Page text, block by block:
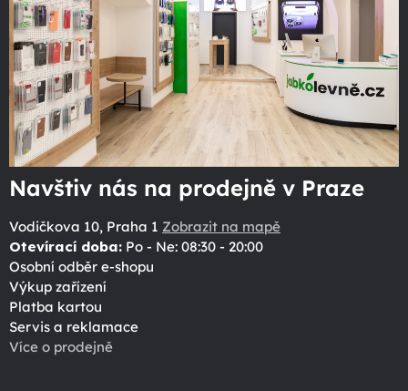
Navštiv nás na prodejně v Praze
Vodičkova 10, Praha 1 Zobrazit na mapě
Otevírací doba: Po - Ne: 08:30 - 20:00
Osobní odběr e-shopu
Výkup zařízení
Platba kartou
Servis a reklamace
Více o prodejně